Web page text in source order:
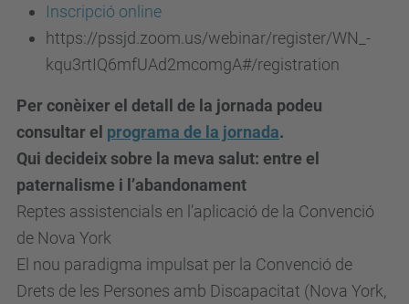
i
c
a
.
u
p
c
.
Inscripció online
https://pssjd.zoom.us/webinar/register/WN_-
kqu3rtIQ6mfUAd2mcomgA#/registration
Per conèixer el detall de la jornada podeu
consultar el programa de la jornada.
Qui decideix sobre la meva salut: entre el
paternalisme i l’abandonament
Reptes assistencials en l’aplicació de la Convenció
de Nova York
El nou paradigma impulsat per la Convenció de
Drets de les Persones amb Discapacitat (Nova York,